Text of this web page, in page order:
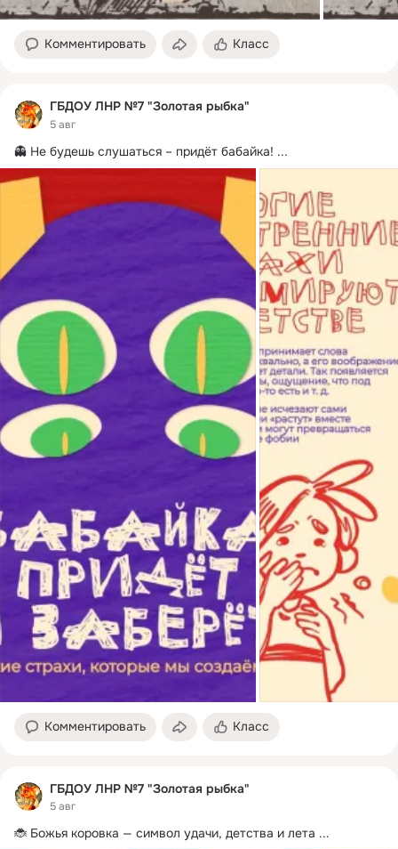
Комментировать Класс
ГБДОУ ЛНР №7 "Золотая рыбка"
5 авг
👻 Не будешь слушаться – придёт бабайка! ...
Комментировать Класс
ГБДОУ ЛНР №7 "Золотая рыбка"
5 авг
🐞 Божья коровка — символ удачи, детства и лета ...